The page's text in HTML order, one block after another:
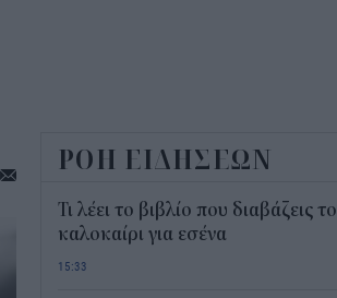
ΡΟΗ ΕΙΔΗΣΕΩΝ
Τι λέει το βιβλίο που διαβάζεις το
καλοκαίρι για εσένα
15:33